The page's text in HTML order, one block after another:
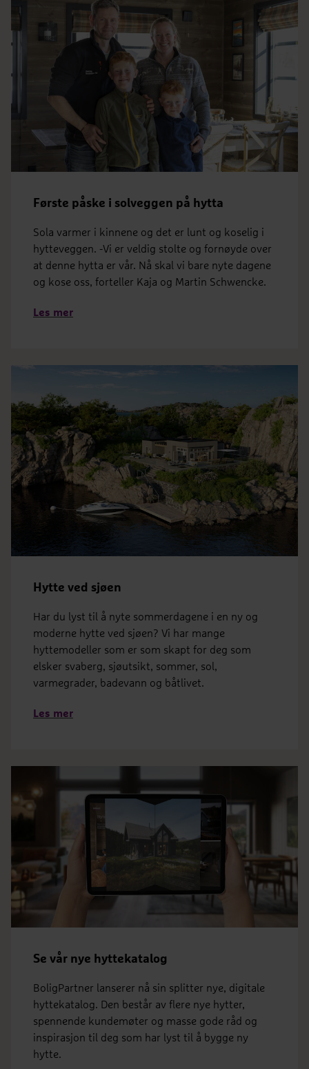
Første påske i solveggen på hytta
Sola varmer i kinnene og det er lunt og koselig i
hytteveggen. -Vi er veldig stolte og fornøyde over
at denne hytta er vår. Nå skal vi bare nyte dagene
og kose oss, forteller Kaja og Martin Schwencke.
Les mer
Hytte ved sjøen
Har du lyst til å nyte sommerdagene i en ny og
moderne hytte ved sjøen? Vi har mange
hyttemodeller som er som skapt for deg som
elsker svaberg, sjøutsikt, sommer, sol,
varmegrader, badevann og båtlivet.
Les mer
Se vår nye hyttekatalog
BoligPartner lanserer nå sin splitter nye, digitale
hyttekatalog. Den består av flere nye hytter,
spennende kundemøter og masse gode råd og
inspirasjon til deg som har lyst til å bygge ny
hytte.